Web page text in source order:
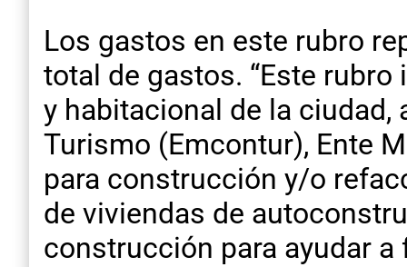
Los gastos en este rubro
total de gastos. “Este
y habitacional de la
Turismo (Emcontur), Ente
para construcción y/o
de viviendas de
construcción para ayudar